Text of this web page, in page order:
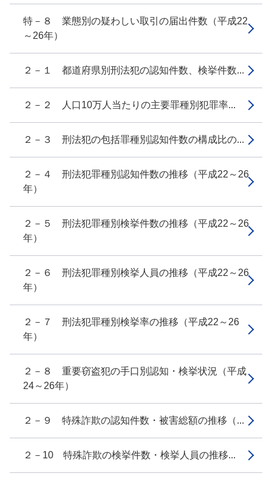
特－８ 業態別の疑わしい取引の届出件数（平成22
～26年）
２－１ 都道府県別刑法犯の認知件数、検挙件数...
２－２ 人口10万人当たりの主要罪種別犯罪率...
２－３ 刑法犯の包括罪種別認知件数の構成比の...
２－４ 刑法犯罪種別認知件数の推移（平成22～26
年）
２－５ 刑法犯罪種別検挙件数の推移（平成22～26
年）
２－６ 刑法犯罪種別検挙人員の推移（平成22～26
年）
２－７ 刑法犯罪種別検挙率の推移（平成22～26
年）
２－８ 重要窃盗犯の手口別認知・検挙状況（平成
24～26年）
２－９ 特殊詐欺の認知件数・被害総額の推移（...
２－10 特殊詐欺の検挙件数・検挙人員の推移...